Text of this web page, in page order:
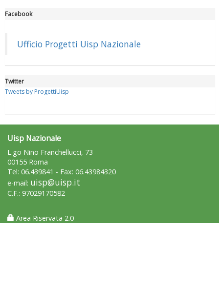
rivoluzioni"
Tiziano Pesce a Radio InBlu2000 traccia il bilancio della stagione
Facebook
Ufficio Progetti Uisp Nazionale
Twitter
Tweets by ProgettiUisp
Uisp Nazionale
L.go Nino Franchellucci, 73
00155 Roma
Tel: 06.439841 - Fax: 06.43984320
e-mail: uisp@uisp.it
C.F.: 97029170582
Area Riservata 2.0